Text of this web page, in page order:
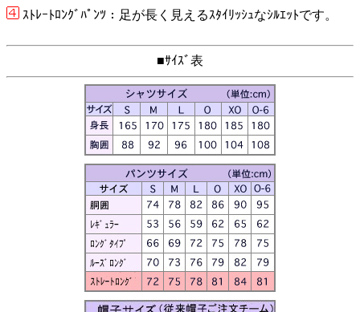
ｽﾄﾚｰﾄﾛﾝｸﾞﾊﾟﾝﾂ：足が長く見えるｽﾀｲﾘｯｼｭなｼﾙｴｯﾄです。
■ｻｲｽﾞ表